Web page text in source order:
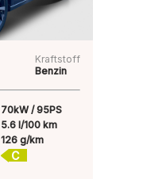
Kraftstoff
Benzin
70kW / 95PS
5.6 l/100 km
126 g/km
C